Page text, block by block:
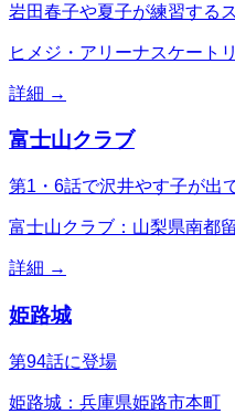
岩田春子や夏子が練習する
ヒメジ・アリーナスケート
詳細 →
富士山クラブ
第1・6話で沢井やす子が出
富士山クラブ：山梨県南都
詳細 →
姫路城
第94話に登場
姫路城：兵庫県姫路市本町